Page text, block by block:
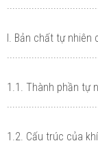
I. Bản chất tự nhiên
1.1. Thành phần tự
1.2. Cấu trúc của